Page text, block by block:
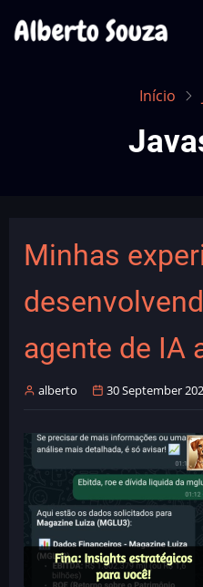
para
Início
Minhas
agente de IA
alberto 30 September